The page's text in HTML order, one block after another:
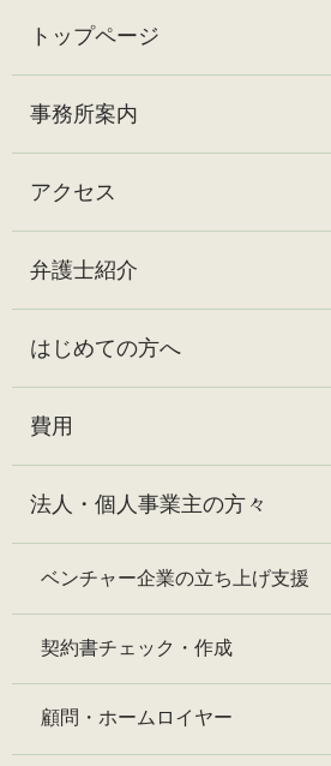
トップページ
事務所案内
アクセス
弁護士紹介
はじめての方へ
費用
法人・個人事業主の方々
ベンチャー企業の立ち上げ支援
契約書チェック・作成
顧問・ホームロイヤー